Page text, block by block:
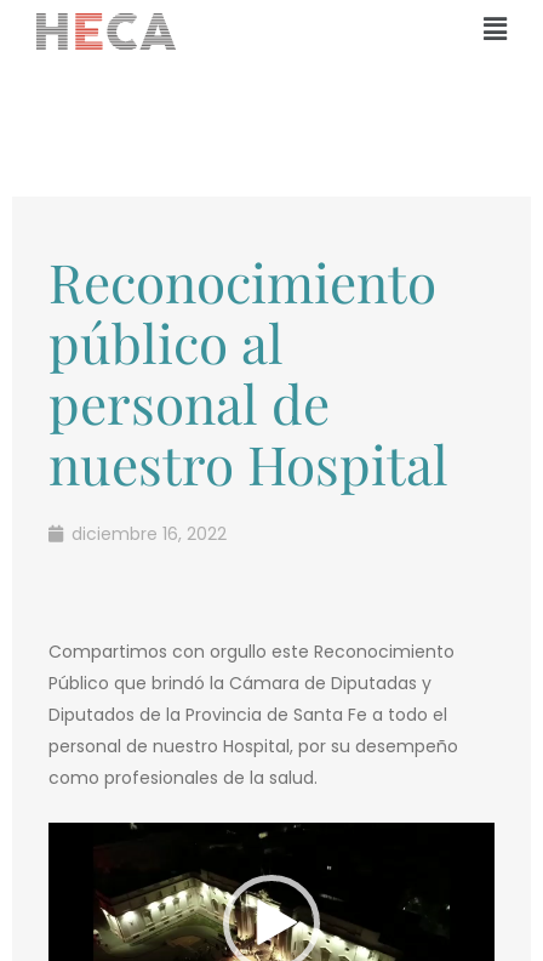
Reconocimiento
público al
personal de
nuestro Hospital
diciembre 16, 2022
Compartimos con orgullo este Reconocimiento
Público que brindó la Cámara de Diputadas y
Diputados de la Provincia de Santa Fe a todo el
personal de nuestro Hospital, por su desempeño
como profesionales de la salud.